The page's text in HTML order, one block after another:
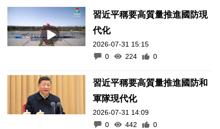
習近平稱要高質量推進國防現
代化
2026-07-31 15:15
0
224 0
習近平稱要高質量推進國防和
軍隊現代化
2026-07-31 14:09
0
442 0